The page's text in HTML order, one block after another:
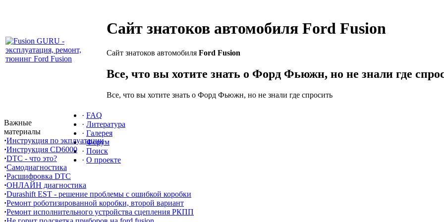
Сайт знатоков автомобиля Ford Fusion
Сайт знатоков автомобиля Ford Fusion
Все, что вы хотите знать о Форд Фьюжн, но не знали где
Все, что вы хотите знать о Форд Фьюжн, но не знали где спросить
· FAQ
· Литература
· Галерея
· Форум
· Поиск
· О проекте
Важные
материалы
·Инструкция по экплуатации
·Инструкция CD6000
·DTC - что это?
·Самодиагностика
·Расшифровка DTC
·ОНЛАЙН диагностика
·Durashift EST - решение проблемы с ошибкой коробки
·Ремонт роботизированной коробки, второй вариант
·Ремонт исполнительного устройства сцепления РКПП